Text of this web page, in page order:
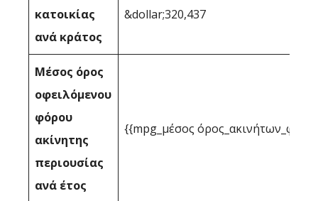
κατοικίας
ανά κράτος
&dollar;320,437
Μέσος όρος
οφειλόμενου
φόρου
ακίνητης
περιουσίας
ανά έτος
{{mpg_μέσος